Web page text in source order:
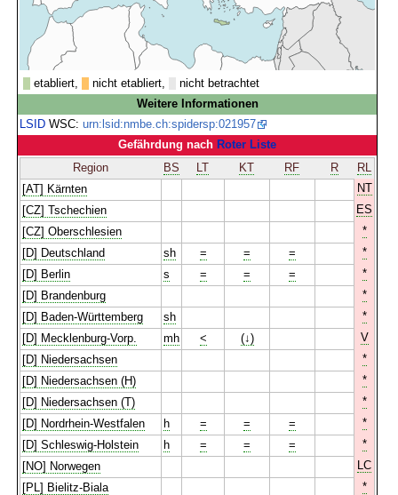
etabliert, nicht etabliert,
nicht betrachtet
Weitere Informationen
LSID WSC:urn:lsid:nmbe.ch:spidersp:021957
Gefährdung nach Roter Liste
Region
BS LT KT RF R
RL
[AT] Kärnten
NT
[CZ] Tschechien
ES
[CZ] Oberschlesien
*
[D] Deutschland
sh = = =
*
[D] Berlin
s = = =
*
[D] Brandenburg
*
[D] Baden-Württemberg
sh
*
[D] Mecklenburg-Vorp.
mh < (↓)
V
[D] Niedersachsen
*
[D] Niedersachsen (H)
*
[D] Niedersachsen (T)
*
[D] Nordrhein-Westfalen
h = = =
*
[D] Schleswig-Holstein
h = = =
*
[NO] Norwegen
LC
[PL] Bielitz-Biala
*